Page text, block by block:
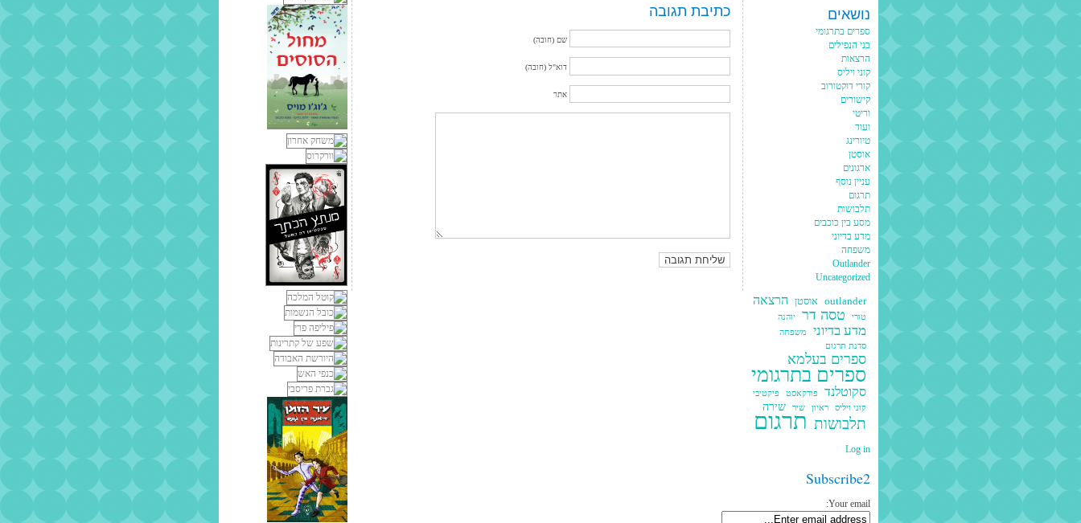
נושאים
ספרים בתרגומי
בני הנפילים
הרצאות
קוני ויליס
קורי דוקטורוב
קישורים
וריטי
ועוד
טיורינג
אוסטן
ארגונים
עניין נוסף
תרגום
תלבושות
מסע בין כוכבים
מדע בדיוני
משפחה
Outlander
Uncategorized
outlander אוסטן הרצאה
טורי טסה דר יוהנה
מדע בדיוני
משפחה
סדנת תרגום
ספרים בעלמא
ספרים בתרגומי
סקוטלנד פודקאסט
פיקטיבי
קוני ויליס
ראיון שיר שירה
תלבושות תרגום
Log in
Subscribe2
Your email:
כתיבת תגובה
שם (חובה)
דוא"ל (חובה)
אתר